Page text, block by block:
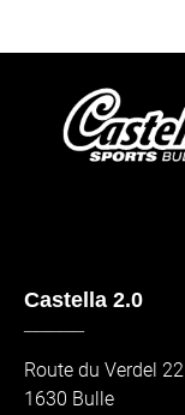
Castella 2.0
Route du Verdel 22
1630 Bulle